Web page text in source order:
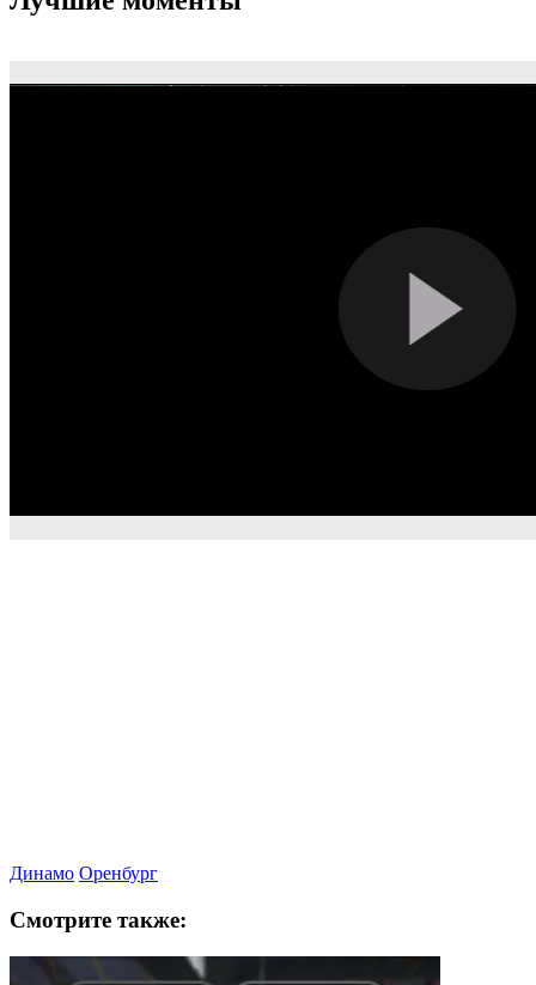
Динамо Оренбург
Смотрите также: